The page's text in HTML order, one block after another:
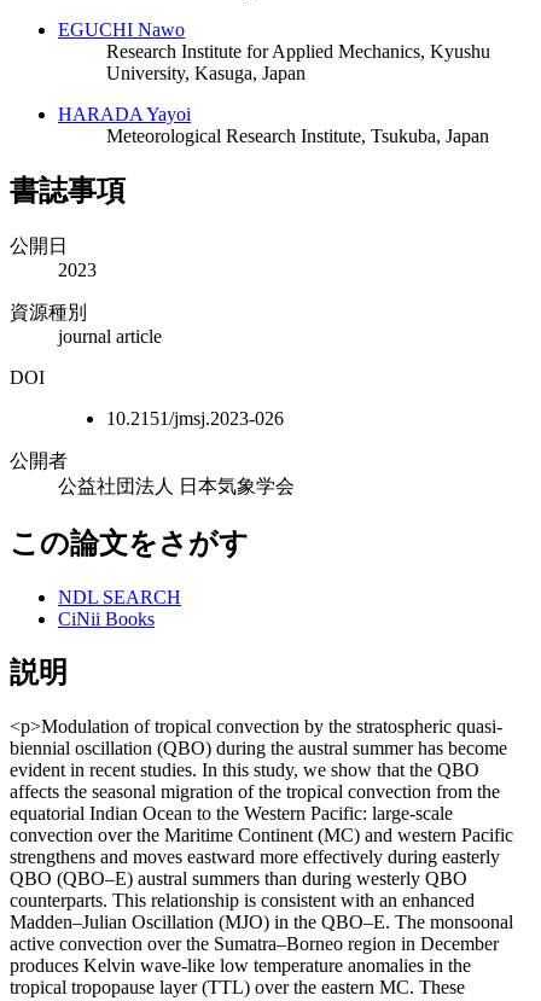
EGUCHI Nawo
Research Institute for Applied Mechanics, Kyushu
University, Kasuga, Japan
HARADA Yayoi
Meteorological Research Institute, Tsukuba, Japan
書誌事項
公開日
2023
資源種別
journal article
DOI
10.2151/jmsj.2023-026
公開者
公益社団法人 日本気象学会
この論文をさがす
NDL SEARCH
CiNii Books
説明
<p>Modulation of tropical convection by the stratospheric quasi-
biennial oscillation (QBO) during the austral summer has become
evident in recent studies. In this study, we show that the QBO
affects the seasonal migration of the tropical convection from the
equatorial Indian Ocean to the Western Pacific: large-scale
convection over the Maritime Continent (MC) and western Pacific
strengthens and moves eastward more effectively during easterly
QBO (QBO–E) austral summers than during westerly QBO
counterparts. This relationship is consistent with an enhanced
Madden–Julian Oscillation (MJO) in the QBO–E. The monsoonal
active convection over the Sumatra–Borneo region in December
produces Kelvin wave-like low temperature anomalies in the
tropical tropopause layer (TTL) over the eastern MC. These